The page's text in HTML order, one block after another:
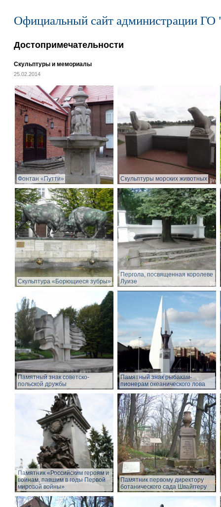
Официальный сайт администрации ГО
Достопримечательности
Скульптуры и мемориалы
25.02.2014
Фонтан «Путти» Скульптуры морских животных
Скульптура «Борющиеся зубры»
Пергола, посвященная королеве
Луизе
Памятный знак советско-
польской дружбы
Памятный знак рыбакам-
пионерам океанического лова
Памятник «Российским героям и
воинам, павшим в годы Первой
мировой войны»
Памятник первому директору
ботанического сада Швайггеру